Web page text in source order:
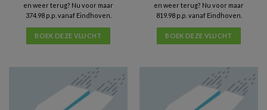
en weer terug? Nu voor maar
374.98 p.p. vanaf Eindhoven.
BOEK DEZE VLUCHT
en weer terug? Nu voor maar
819.98 p.p. vanaf Eindhoven.
BOEK DEZE VLUCHT